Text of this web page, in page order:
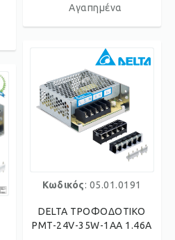
Αγαπημένα
Κωδικός: 05.01.0191
DELTA ΤΡΟΦΟΔΟΤΙΚΟ
PMT-24V-35W-1AA 1.46A